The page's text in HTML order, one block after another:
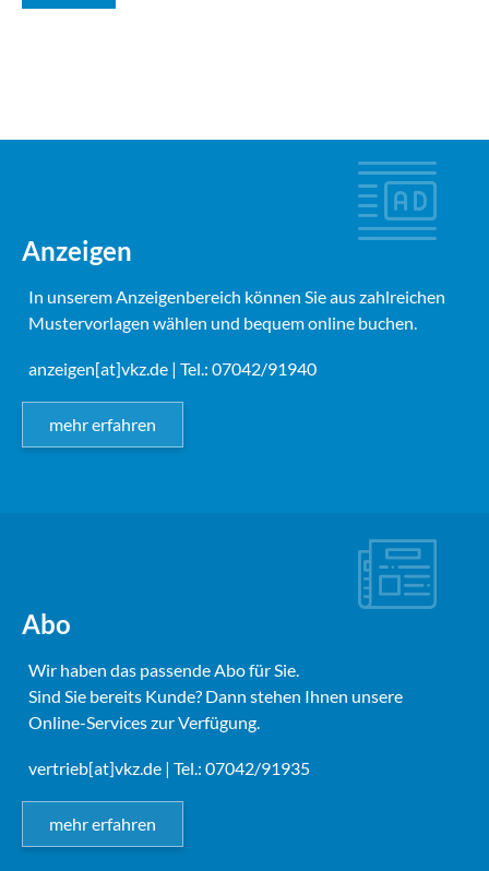
Anzeigen
In unserem Anzeigenbereich können Sie aus zahlreichen
Mustervorlagen wählen und bequem online buchen.
anzeigen[at]vkz.de | Tel.: 07042/91940
mehr erfahren
Abo
Wir haben das passende Abo für Sie.
Sind Sie bereits Kunde? Dann stehen Ihnen unsere
Online-Services zur Verfügung.
vertrieb[at]vkz.de | Tel.: 07042/91935
mehr erfahren